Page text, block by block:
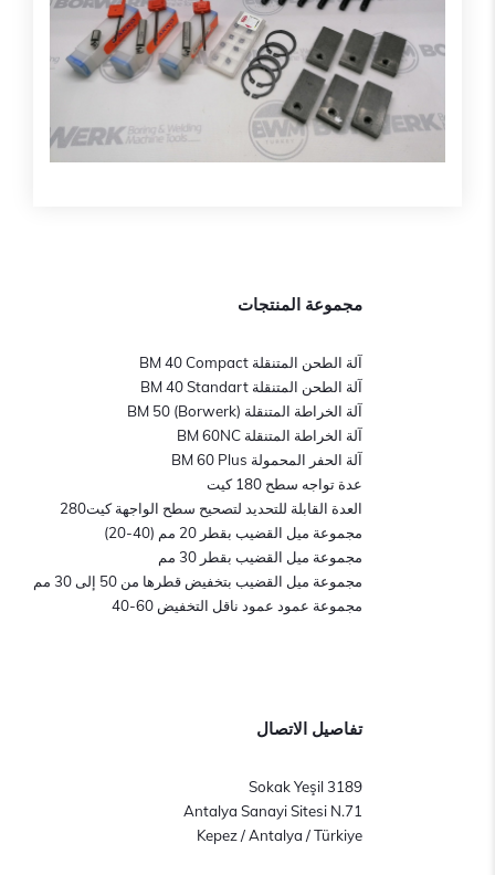
مجموعة المنتجات
آلة الطحن المتنقلة BM 40 Compact
آلة الطحن المتنقلة BM 40 Standart
آلة الخراطة المتنقلة BM 50 (Borwerk)
آلة الخراطة المتنقلة BM 60NC
آلة الحفر المحمولة BM 60 Plus
عدة تواجه سطح 180 كيت
العدة القابلة للتحديد لتصحيح سطح الواجهة كيت280
مجموعة ميل القضيب بقطر 20 مم (40-20)
مجموعة ميل القضيب بقطر 30 مم
مجموعة ميل القضيب بتخفيض قطرها من 50 إلى 30 مم
مجموعة عمود عمود ناقل التخفيض 60-40
تفاصيل الاتصال
3189 Sokak Yeşil
Antalya Sanayi Sitesi N.71
Kepez / Antalya / Türkiye